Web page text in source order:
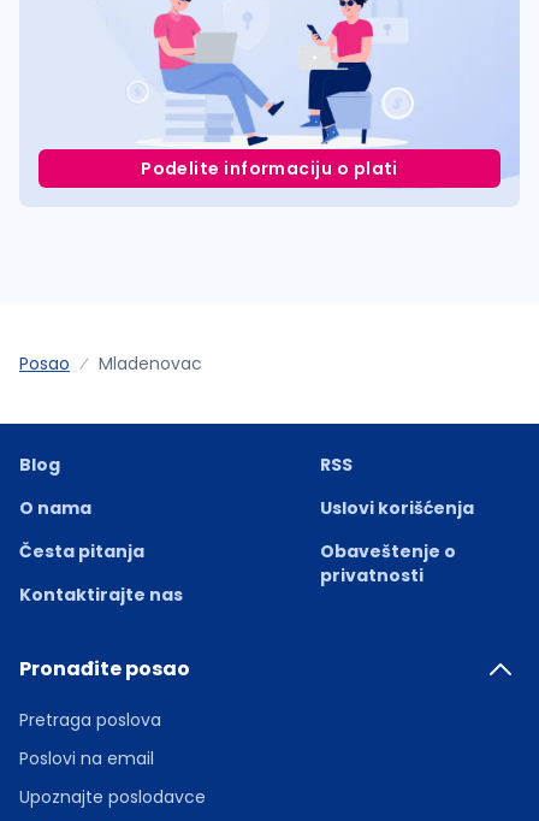
Podelite informaciju o plati
Posao Mladenovac
Blog
O nama
Česta pitanja
Kontaktirajte nas
RSS
Uslovi korišćenja
Obaveštenje o
privatnosti
Pronađite posao
Pretraga poslova
Poslovi na email
Upoznajte poslodavce